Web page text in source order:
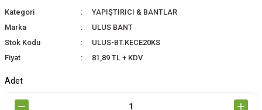
Kategori
YAPIŞTIRICI & BANTLAR
Marka
ULUS BANT
Stok Kodu
ULUS-BT.KECE20KS
Fiyat
81,89 TL + KDV
Adet